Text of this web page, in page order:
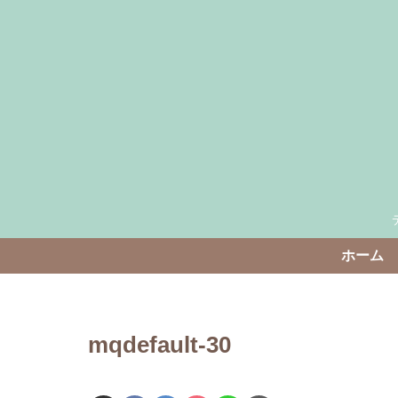
ホーム
mqdefault-30